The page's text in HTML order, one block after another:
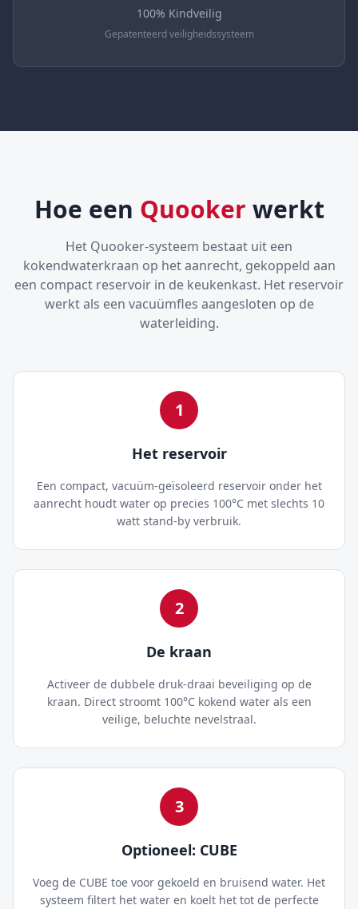
100% Kindveilig
Gepatenteerd veiligheidssysteem
Hoe een Quooker werkt
Het Quooker-systeem bestaat uit een
kokendwaterkraan op het aanrecht, gekoppeld aan
een compact reservoir in de keukenkast. Het reservoir
werkt als een vacuümfles aangesloten op de
waterleiding.
1
Het reservoir
Een compact, vacuüm-geïsoleerd reservoir onder het
aanrecht houdt water op precies 100°C met slechts 10
watt stand-by verbruik.
2
De kraan
Activeer de dubbele druk-draai beveiliging op de
kraan. Direct stroomt 100°C kokend water als een
veilige, beluchte nevelstraal.
3
Optioneel: CUBE
Voeg de CUBE toe voor gekoeld en bruisend water. Het
systeem filtert het water en koelt het tot de perfecte